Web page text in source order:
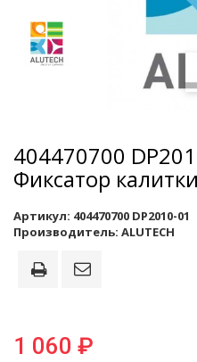
404470700
Фиксатор
Артикул: 404470700 DP2010-01
Производитель: ALUTECH
1 060 ₽